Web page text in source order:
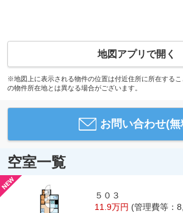
地図アプリで開く
※地図上に表示される物件の位置は付近住所に所在する
の物件所在地とは異なる場合がございます。
お問い合わせ(無
空室一覧
５０３
11.9万円 (管理費等：